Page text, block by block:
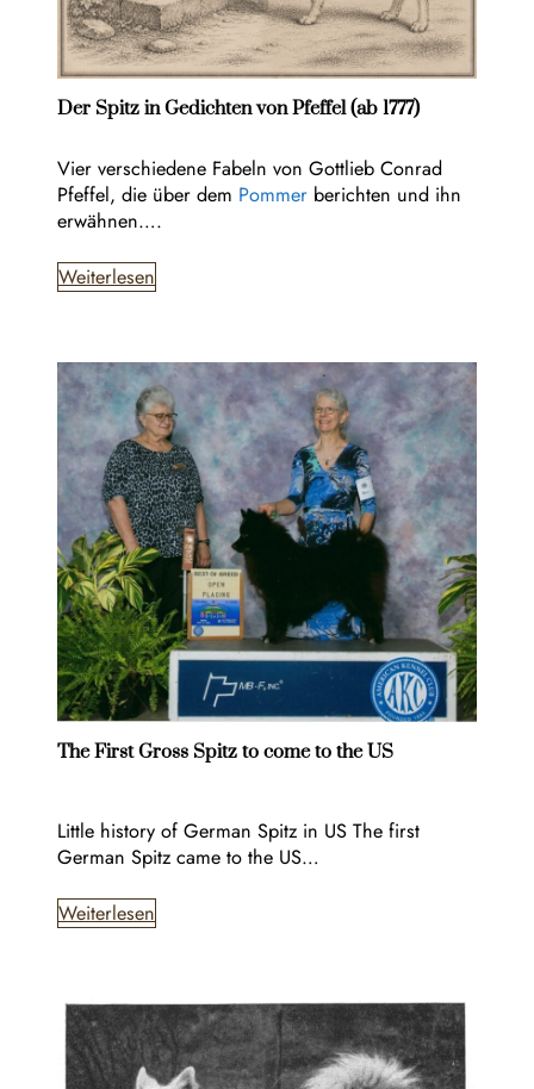
Der Spitz in Gedichten von Pfeffel (ab 1777)
Vier verschiedene Fabeln von Gottlieb Conrad
Pfeffel, die über dem Pommer berichten und ihn
erwähnen….
Weiterlesen
The First Gross Spitz to come to the US
Little history of German Spitz in US The first
German Spitz came to the US…
Weiterlesen